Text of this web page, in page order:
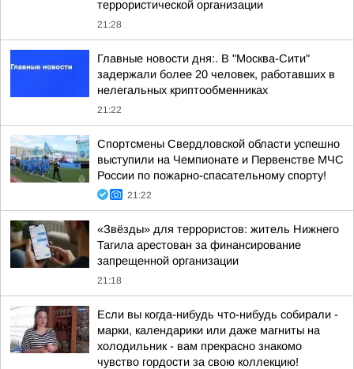
террористической организации
21:28
Главные новости дня:. В "Москва-Сити"
задержали более 20 человек, работавших в
нелегальных криптообменниках
21:22
Спортсмены Свердловской области успешно
выступили на Чемпионате и Первенстве МЧС
России по пожарно-спасательному спорту!
21:22
«Звёзды» для террористов: житель Нижнего
Тагила арестован за финансирование
запрещенной организации
21:18
Если вы когда-нибудь что-нибудь собирали -
марки, календарики или даже магниты на
холодильник - вам прекрасно знакомо
чувство гордости за свою коллекцию!